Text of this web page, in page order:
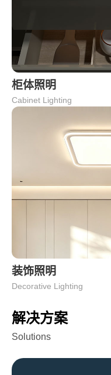
柜体照明
Cabinet Lighting
装饰照明
Decorative Lighting
解决方案
Solutions